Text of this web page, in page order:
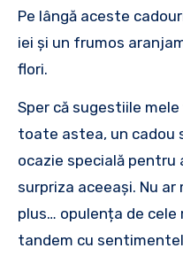
Pe lângă aceste
iei și un frumos
flori.
Sper că sugestiile
toate astea, un cadou
ocazie specială pentru
surpriza aceeași. Nu
plus… opulența de
tandem cu